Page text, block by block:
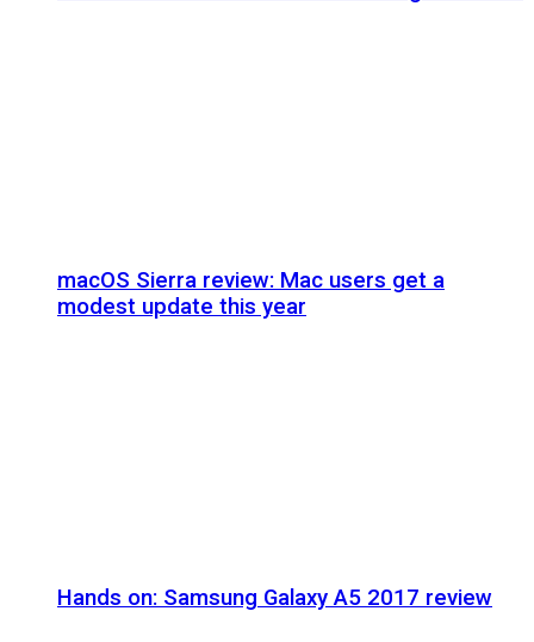
macOS Sierra review: Mac users get a
modest update this year
Hands on: Samsung Galaxy A5 2017 review